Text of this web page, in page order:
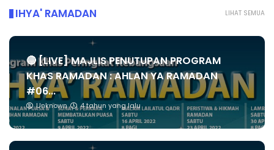
LIHAT SEMUA
IHYA' RAMADAN
🔴 [LIVE] MAJLIS PENUTUPAN PROGRAM
KHAS RAMADAN : AHLAN YA RAMADAN
#06...
Unknown 4 tahun yang lalu